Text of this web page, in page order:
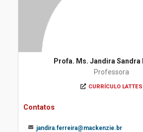
Profa. Ms. Jandira Sandra
Professora
CURRÍCULO LATTES
Contatos
jandira.ferreira@mackenzie.br